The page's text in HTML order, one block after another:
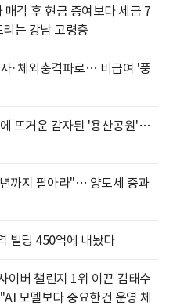
매각 후 현금 증여보다 세금 7
는 강남 고령층
·체외충격파로… 비급여 '풍
뜨거운 감자된 '용산공원'…
까지 팔아라"… 양도세 중과
빌딩 450억에 내놨다
이버 챌린지 1위 이끈 김태수
모델보다 중요한건 운영 체